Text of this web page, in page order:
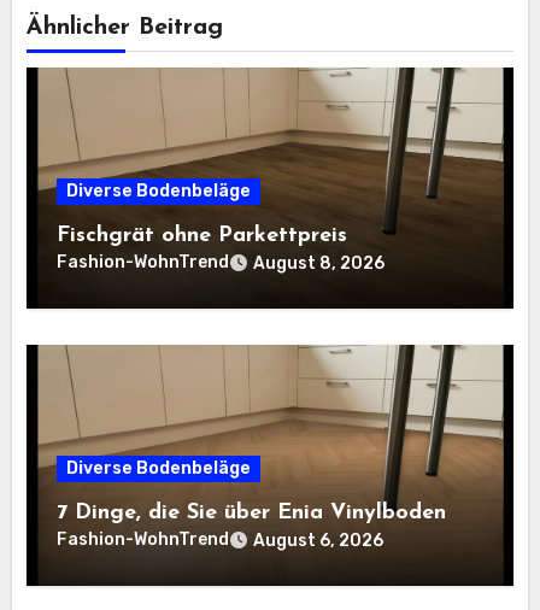
Ähnlicher Beitrag
Diverse Bodenbeläge
Fischgrät ohne Parkettpreis
Fashion-WohnTrend August 8, 2026
Diverse Bodenbeläge
7 Dinge, die Sie über Enia Vinylboden
Fashion-WohnTrend August 6, 2026